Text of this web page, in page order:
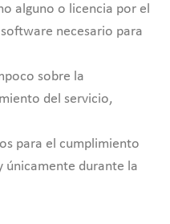
alguno o licencia por el
necesario para
sobre la
del servicio,
para el cumplimiento
únicamente durante la